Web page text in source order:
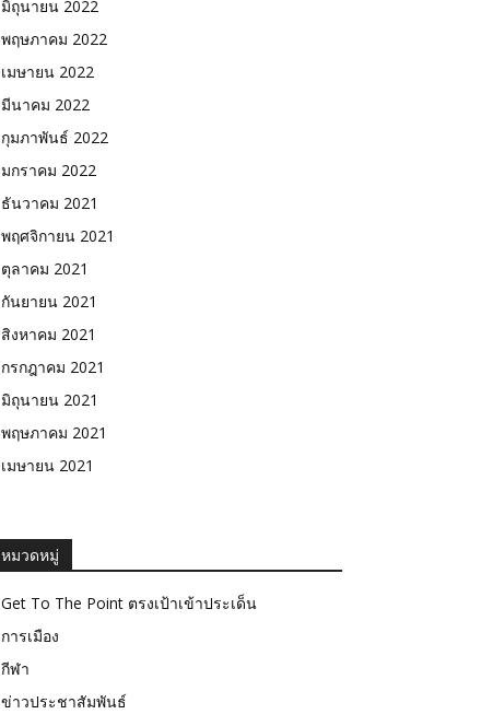
มิถุนายน 2022
พฤษภาคม 2022
เมษายน 2022
มีนาคม 2022
กุมภาพันธ์ 2022
มกราคม 2022
ธันวาคม 2021
พฤศจิกายน 2021
ตุลาคม 2021
กันยายน 2021
สิงหาคม 2021
กรกฎาคม 2021
มิถุนายน 2021
พฤษภาคม 2021
เมษายน 2021
หมวดหมู่
Get To The Point ตรงเป้าเข้าประเด็น
การเมือง
กีฬา
ข่าวประชาสัมพันธ์